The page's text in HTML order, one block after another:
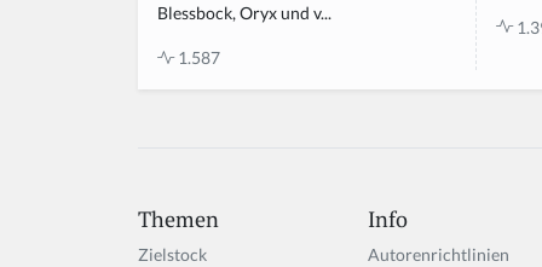
Blessbock, Oryx und v...
1.587
Themen
Zielstock
Info
Autorenrichtlinien